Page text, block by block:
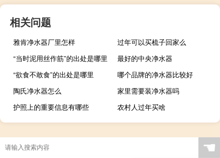
相关问题
雅肯净水器厂里怎样
过年可以买梳子回家么
“当时泥用丝作筋”的出处是哪里
最好的中央净水器
“欲食不敢食”的出处是哪里
哪个品牌的净水器比较好
陶氏净水器怎么
家里需要装净水器吗
护照上的重要信息有哪些
农村人过年买啥
☚